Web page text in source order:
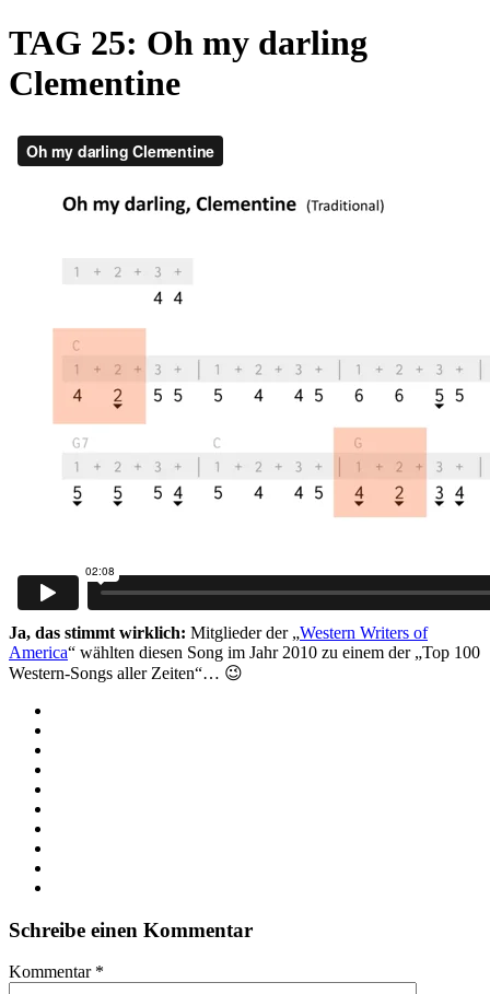
TAG 25: Oh my darling
Clementine
Ja, das stimmt wirklich: Mitglieder der „Western Writers of
America“ wählten diesen Song im Jahr 2010 zu einem der „Top 100
Western-Songs aller Zeiten“… 😉
Schreibe einen Kommentar
Kommentar *